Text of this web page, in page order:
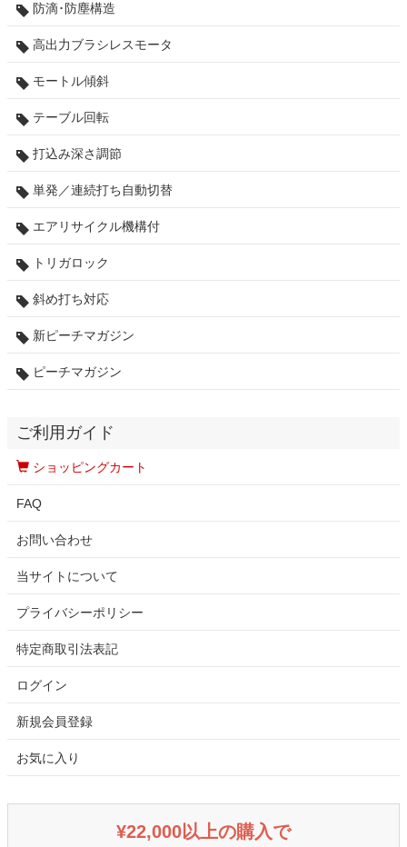
防滴･防塵構造
高出力ブラシレスモータ
モートル傾斜
テーブル回転
打込み深さ調節
単発／連続打ち自動切替
エアリサイクル機構付
トリガロック
斜め打ち対応
新ピーチマガジン
ピーチマガジン
ご利用ガイド
ショッピングカート
FAQ
お問い合わせ
当サイトについて
プライバシーポリシー
特定商取引法表記
ログイン
新規会員登録
お気に入り
¥22,000以上の購入で